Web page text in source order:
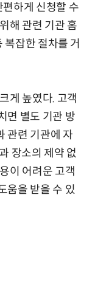
하게 신청할 수
해 관련 기관 홈
복잡한 절차를 거
게 높였다. 고객
면 별도 기관 방
관련 기관에 자
장소의 제약 없
이 어려운 고객
움을 받을 수 있